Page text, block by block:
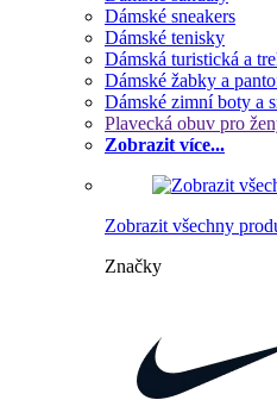
Dámské sneakers
Dámské tenisky
Dámská turistická a
Dámské žabky a
Dámské zimní boty a
Plavecká obuv pro
Zobrazit více...
Zobrazit všechny
Značky